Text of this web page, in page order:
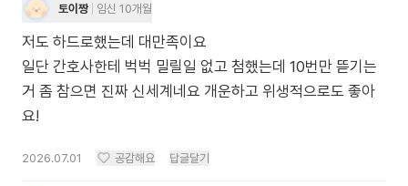
토이짱 임신 10개월
저도 하드로했는데 대만족이요
일단 간호사한테 벅벅 밀릴일 없고 첨했는데 10번만 뜯기는
거 좀 참으면 진짜 신세계네요 개운하고 위생적으로도 좋아
요!
2026.07.01 공감해요 답글달기